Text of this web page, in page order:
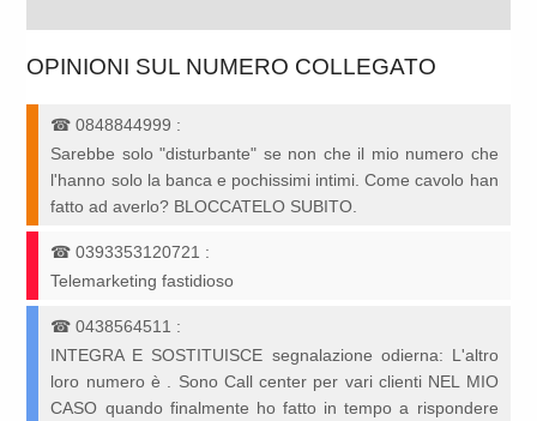
OPINIONI SUL NUMERO COLLEGATO
☎0848844999 :
Sarebbe solo "disturbante" se non che il mio numero che
l'hanno solo la banca e pochissimi intimi. Come cavolo han
fatto ad averlo? BLOCCATELO SUBITO.
☎0393353120721 :
Telemarketing fastidioso
☎0438564511 :
INTEGRA E SOSTITUISCE segnalazione odierna: L'altro
loro numero è . Sono Call center per vari clienti NEL MIO
CASO quando finalmente ho fatto in tempo a rispondere